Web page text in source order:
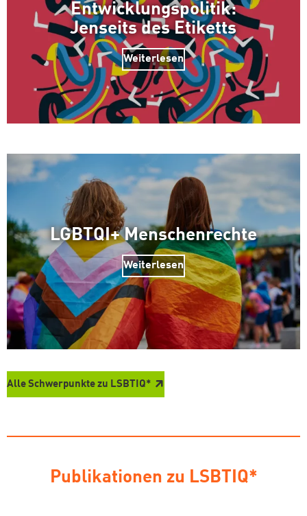
Entwicklungspolitik:
Jenseits des Etiketts
Weiterlesen
LGBTQI+ Menschenrechte
Weiterlesen
Alle Schwerpunkte zu LSBTIQ*
Publikationen zu LSBTIQ*